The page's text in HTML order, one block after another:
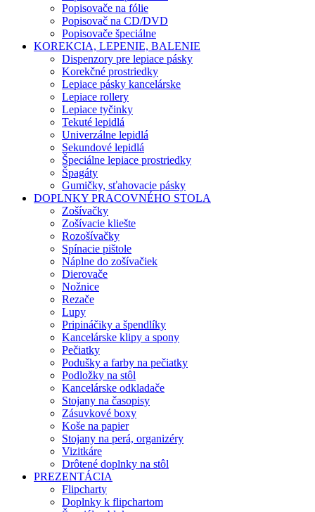
Popisovače na fólie
Popisovač na CD/DVD
Popisovače špeciálne
KOREKCIA, LEPENIE, BALENIE
Dispenzory pre lepiace pásky
Korekčné prostriedky
Lepiace pásky kancelárske
Lepiace rollery
Lepiace tyčinky
Tekuté lepidlá
Univerzálne lepidlá
Sekundové lepidlá
Špeciálne lepiace prostriedky
Špagáty
Gumičky, sťahovacie pásky
DOPLNKY PRACOVNÉHO STOLA
Zošívačky
Zošívacie kliešte
Rozošívačky
Spínacie pištole
Náplne do zošívačiek
Dierovače
Nožnice
Rezače
Lupy
Pripináčiky a špendlíky
Kancelárske klipy a spony
Pečiatky
Podušky a farby na pečiatky
Podložky na stôl
Kancelárske odkladače
Stojany na časopisy
Zásuvkové boxy
Koše na papier
Stojany na perá, organizéry
Vizitkáre
Drôtené doplnky na stôl
PREZENTÁCIA
Flipcharty
Doplnky k flipchartom